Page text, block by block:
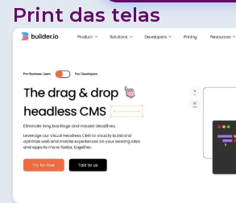
Print das telas